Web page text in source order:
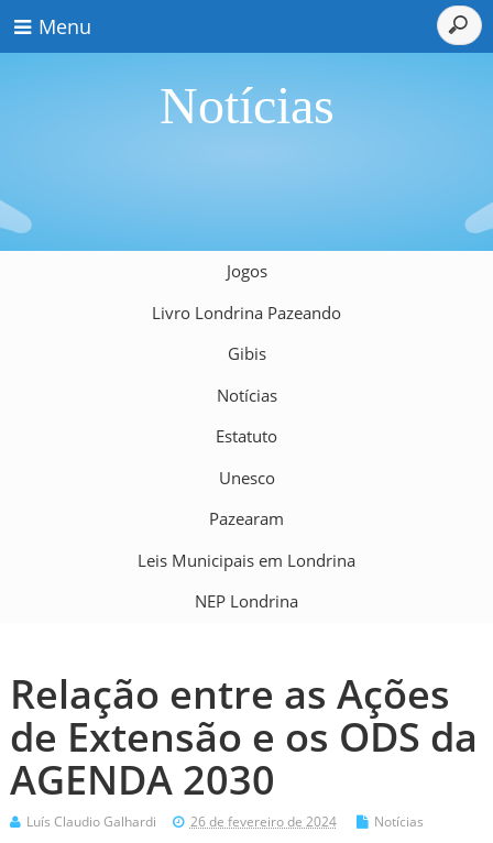
Menu
Notícias
Jogos
Livro Londrina Pazeando
Gibis
Notícias
Estatuto
Unesco
Pazearam
Leis Municipais em Londrina
NEP Londrina
Relação entre as Ações
de Extensão e os ODS da
AGENDA 2030
Luís Claudio Galhardi 26 de fevereiro de 2024 Notícias